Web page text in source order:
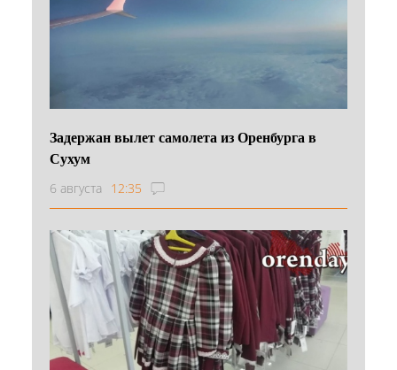
Задержан вылет самолета из Оренбурга в
Сухум
6 августа 12:35